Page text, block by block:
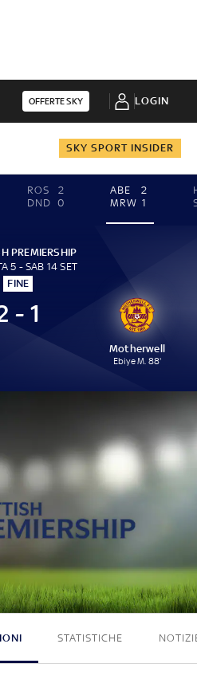
OFFERTE SKY LOGIN
SKY SPORT INSIDER
ROS
2
DND 0
ABE
2
MRW 1
PREMIERSHIP
5 - SAB 14 SET
FINE
- 1
Motherwell
Ebiye M. 88'
- 1
STATISTICHE